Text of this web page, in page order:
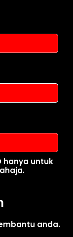
hanya untuk
anda.